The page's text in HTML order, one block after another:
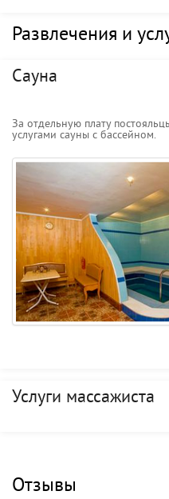
Развлечения и
Сауна
За отдельную плату
услугами сауны с бассейном.
Услуги массажиста
Отзывы